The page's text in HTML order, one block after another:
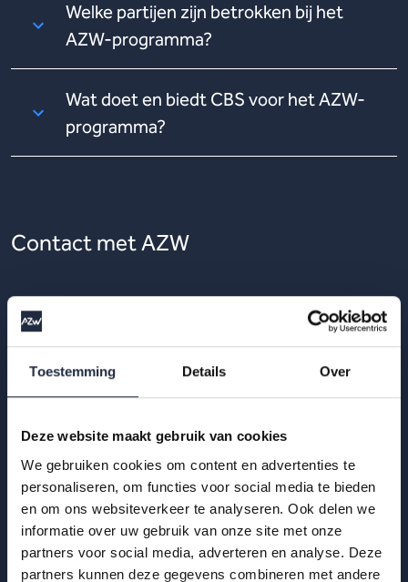
Toestemming Details Over
Deze website maakt gebruik van cookies
We gebruiken cookies om content en advertenties te
personaliseren, om functies voor social media te bieden
en om ons websiteverkeer te analyseren. Ook delen we
informatie over uw gebruik van onze site met onze
partners voor social media, adverteren en analyse. Deze
partners kunnen deze gegevens combineren met andere
Welke partijen zijn betrokken bij het
AZW-programma?
Wat doet en biedt CBS voor het AZW-
programma?
Contact met AZW
Kan ik bij AZWinfo terecht voor
Zie je het antwoord op jouw vraag niet?